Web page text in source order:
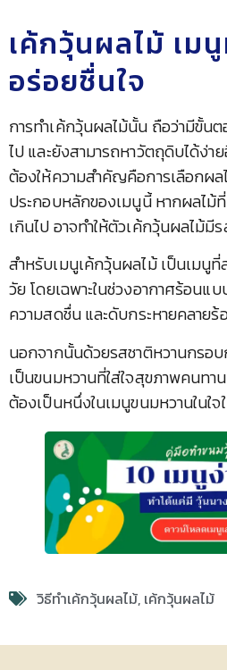
เค้กวุ้นผลไม้ เม
อร่อยชื่นใจ
การทำเค้กวุ้นผลไม้นั้น ถือว่ามีขั้น
ไป และยังสามารถหาวัตถุดิบได้ง่า
ต้องให้ความสำคัญคือการเลือกผล
ประกอบหลักของเมนูนี้ หากผลไม้
เกินไป อาจทำให้ตัวเค้กวุ้นผลไม้มี
สำหรับเมนูเค้กวุ้นผลไม้ เป็นเมนู
วัย โดยเฉพาะในช่วงอากาศร้อนแบ
ความสดชื่น และดับกระหายคลายร้
นอกจากนั้นด้วยรสชาติหวานกรอ
เป็นขนมหวานที่ใส่ใจสุขภาพคนทา
ต้องเป็นหนึ่งในเมนูขนมหวานในใ
วิธีทำเค้กวุ้นผลไม้, เค้กวุ้นผลไม้